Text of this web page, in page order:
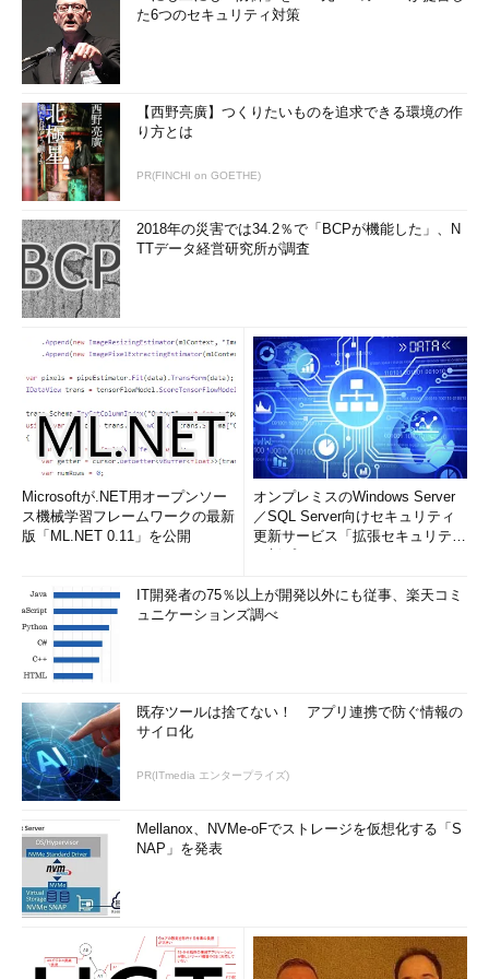
た6つのセキュリティ対策
【西野亮廣】つくりたいものを追求できる環境の作
り方とは
PR(FINCHI on GOETHE)
2018年の災害では34.2％で「BCPが機能した」、N
TTデータ経営研究所が調査
Microsoftが.NET用オープンソー
ス機械学習フレームワークの最新
版「ML.NET 0.11」を公開
オンプレミスのWindows Server
／SQL Server向けセキュリティ
更新サービス「拡張セキュリティ
IT開発者の75％以上が開発以外にも従事、楽天コミ
ュニケーションズ調べ
既存ツールは捨てない！ アプリ連携で防ぐ情報の
サイロ化
PR(ITmedia エンタープライズ)
Mellanox、NVMe-oFでストレージを仮想化する「S
NAP」を発表